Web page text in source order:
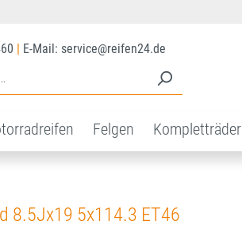
E-Mail: service@reifen24.de
Felgen Kompletträder
8.5Jx19 5x114.3 ET46